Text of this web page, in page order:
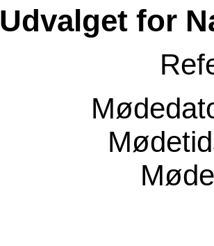
Udvalget for